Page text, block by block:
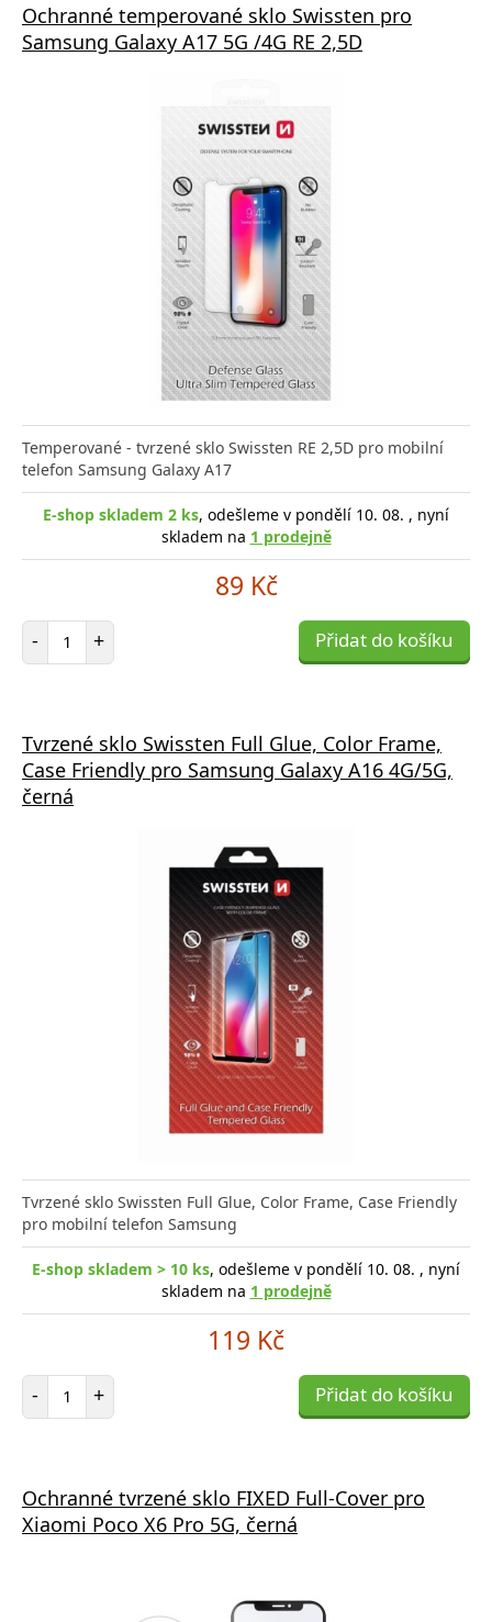
Ochranné temperované sklo Swissten pro
Samsung Galaxy A17 5G /4G RE 2,5D
Temperované - tvrzené sklo Swissten RE 2,5D pro mobilní
telefon Samsung Galaxy A17
E-shop skladem 2 ks, odešleme v pondělí 10. 08. , nyní
skladem na 1 prodejně
89 Kč
- Počet položek
+ Přidat do košíku
Tvrzené sklo Swissten Full Glue, Color Frame,
Case Friendly pro Samsung Galaxy A16 4G/5G,
černá
Tvrzené sklo Swissten Full Glue, Color Frame, Case Friendly
pro mobilní telefon Samsung
E-shop skladem > 10 ks, odešleme v pondělí 10. 08. , nyní
skladem na 1 prodejně
119 Kč
- Počet položek
+ Přidat do košíku
Ochranné tvrzené sklo FIXED Full-Cover pro
Xiaomi Poco X6 Pro 5G, černá